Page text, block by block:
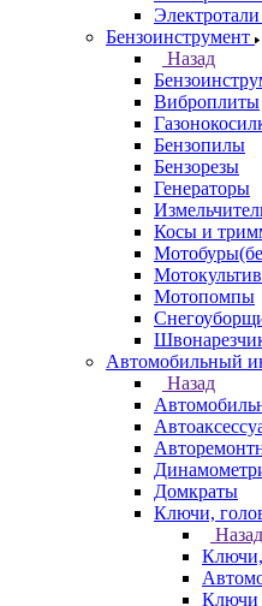
Бензоинструмент
Назад
Виброплиты
Бензопилы
Бензорезы
Генераторы
Косы и
Мотопомпы
Автомобильный
Назад
Домкраты
Ключи,
Назад
Ключи